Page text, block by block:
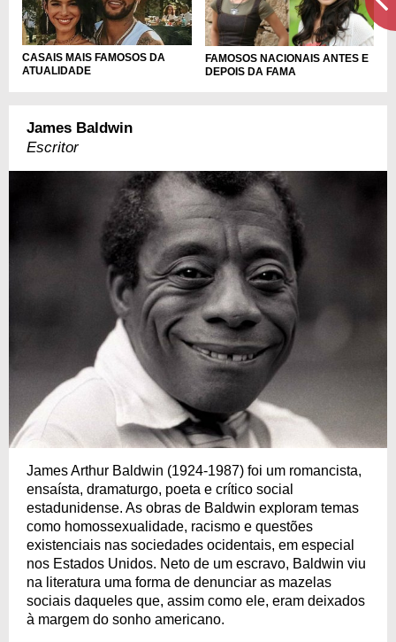
CASAIS MAIS FAMOSOS DA
ATUALIDADE
FAMOSOS NACIONAIS ANTES E
DEPOIS DA FAMA
James Baldwin
Escritor
James Arthur Baldwin (1924-1987) foi um romancista,
ensaísta, dramaturgo, poeta e crítico social
estadunidense. As obras de Baldwin exploram temas
como homossexualidade, racismo e questões
existenciais nas sociedades ocidentais, em especial
nos Estados Unidos. Neto de um escravo, Baldwin viu
na literatura uma forma de denunciar as mazelas
sociais daqueles que, assim como ele, eram deixados
à margem do sonho americano.